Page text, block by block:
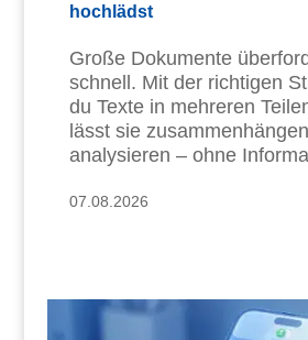
hochlädst
Große Dokumente
schnell. Mit der richtigen
du Texte in mehreren
lässt sie
analysieren – ohne
07.08.2026